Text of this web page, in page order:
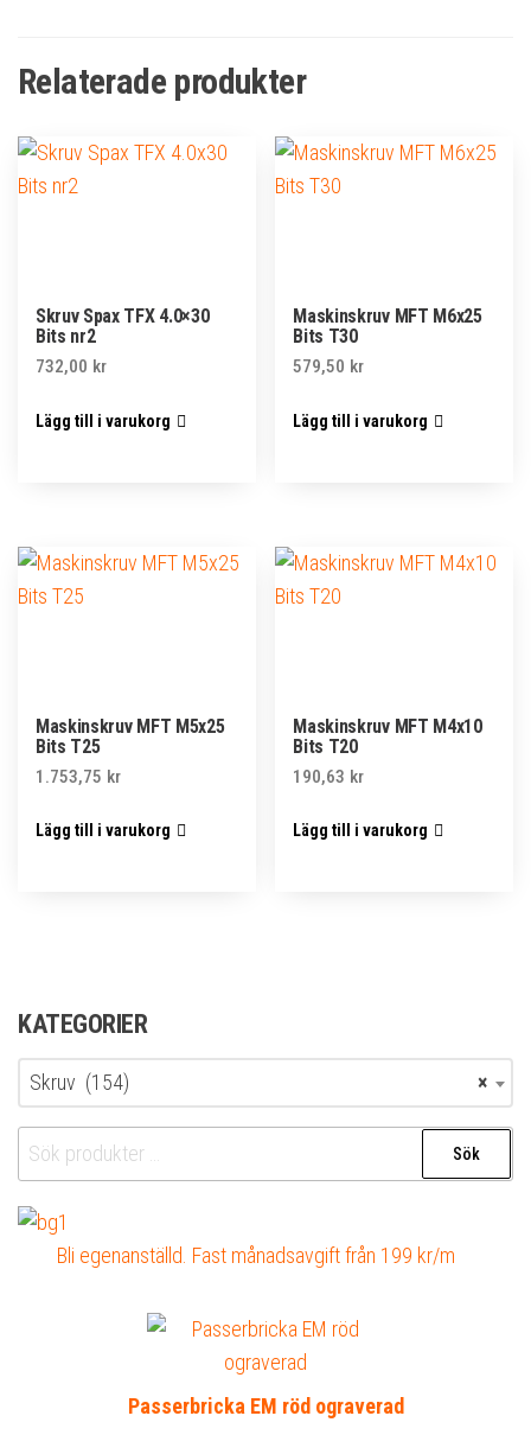
Relaterade produkter
Skruv Spax TFX 4.0×30
Bits nr2
732,00 kr
Lägg till i varukorg
Maskinskruv MFT M6x25
Bits T30
579,50 kr
Lägg till i varukorg
Maskinskruv MFT M5x25
Bits T25
1.753,75 kr
Lägg till i varukorg
Maskinskruv MFT M4x10
Bits T20
190,63 kr
Lägg till i varukorg
KATEGORIER
×
Skruv (154)
Sök
efter:
Sök
Bli egenanställd. Fast månadsavgift från 199 kr/m
Passerbricka EM röd ograverad